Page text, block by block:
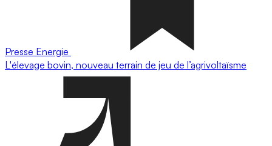
Presse Energie
L'élevage bovin, nouveau terrain de jeu de l’agrivoltaïsme